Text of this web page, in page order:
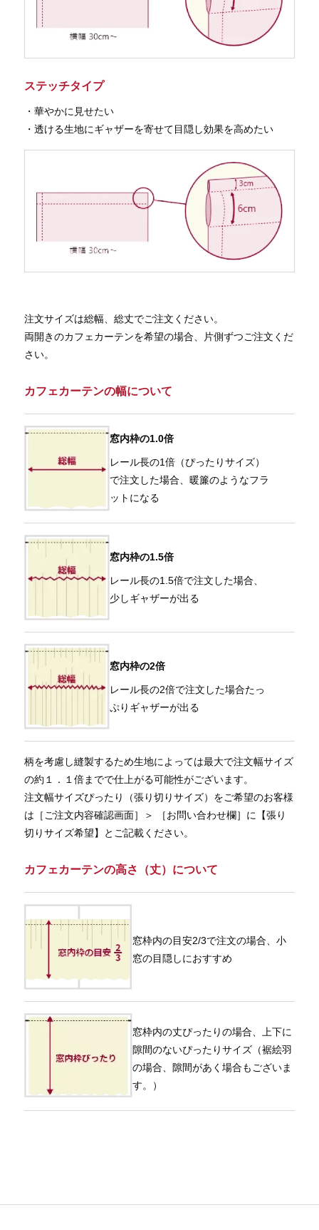
ステッチタイプ
・華やかに見せたい
・透ける生地にギャザーを寄せて目隠し効果を高めたい
注文サイズは総幅、総丈でご注文ください。
両開きのカフェカーテンを希望の場合、片側ずつご注文くだ
さい。
カフェカーテンの幅について
窓内枠の1.0倍
レール長の1倍（ぴったりサイズ）
で注文した場合、暖簾のようなフラ
ットになる
窓内枠の1.5倍
レール長の1.5倍で注文した場合、
少しギャザーが出る
窓内枠の2倍
レール長の2倍で注文した場合たっ
ぷりギャザーが出る
柄を考慮し縫製するため生地によっては最大で注文幅サイズ
の約１．１倍までで仕上がる可能性がございます。
注文幅サイズぴったり（張り切りサイズ）をご希望のお客様
は［ご注文内容確認画面］＞ ［お問い合わせ欄］に【張り
切りサイズ希望】とご記載ください。
カフェカーテンの高さ（丈）について
窓枠内の目安2/3で注文の場合、小
窓の目隠しにおすすめ
窓枠内の丈ぴったりの場合、上下に
隙間のないぴったりサイズ（裾絵羽
の場合、隙間があく場合もございま
す。）